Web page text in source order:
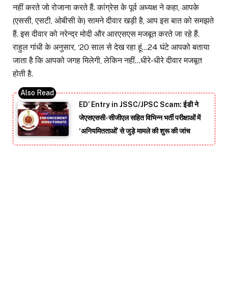
नहीं करते जो रोजाना करते हैं. कांग्रेस के पूर्व अध्यक्ष ने कहा, आपके
(एससी, एसटी, ओबीसी के) सामने दीवार खड़ी है, आप इस बात को समझते
हैं. इस दीवार को नरेन्द्र मोदी और आरएसएस मजबूत करते जा रहे हैं.
राहुल गांधी के अनुसार, ‘20 साल से देख रहा हूं…24 घंटे आपको बताया
जाता है कि आपको जगह मिलेगी, लेकिन नहीं…धीरे-धीरे दीवार मजबूत
होती है.
ED’ Entry in JSSC/JPSC Scam: ईडी ने
जेएसएससी-सीजीएल सहित विभिन्न भर्ती परीक्षाओं में
‘अनियमितताओं’ से जुड़े मामले की शुरू की जांच